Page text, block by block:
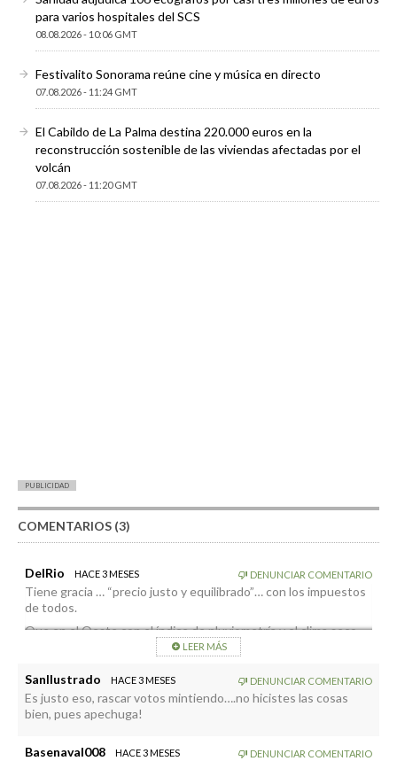
para varios hospitales del SCS
08.08.2026 - 10:06 GMT
Festivalito Sonorama reúne cine y música en directo
07.08.2026 - 11:24 GMT
El Cabildo de La Palma destina 220.000 euros en la
reconstrucción sostenible de las viviendas afectadas por el
volcán
07.08.2026 - 11:20 GMT
PUBLICIDAD
COMENTARIOS (3)
DelRio HACE 3 MESES DENUNCIAR COMENTARIO
Tiene gracia … “precio justo y equilibrado”… con los impuestos
de todos.
Que en el Oeste con el índice de pluviometría y el clima seco
pretendan cultivos tropicales, aguacates y mangos, en
correspondiente ahora pretenden agua transportada a
decenas de kilómetros al mismo precio y subvencionado.
Y no digamos los de las segundas viviendas con el buen clima
adaptar vegetación.
LEER MÁS
SanIlustrado HACE 3 MESES DENUNCIAR COMENTARIO
Es justo eso, rascar votos mintiendo….no hicistes las cosas
bien, pues apechuga!
Basenaval008 HACE 3 MESES DENUNCIAR COMENTARIO